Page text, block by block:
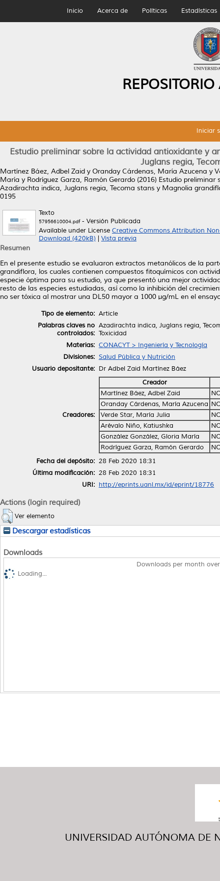
Inicio Acerca de Políticas Estadísticas
Iniciar
Estudio preliminar sobre la actividad antioxidante y
Juglans regia,
Martínez Báez, Adbel Zaid y Oranday Cárdenas, María Azucena y
María y Rodríguez Garza, Ramón Gerardo (2016) Estudio preliminar
Azadirachta indica, Juglans regia, Tecoma stans y Magnolia
0195
Texto
57956610004.pdf- Versión Publicada
Available under License Creative Commons Attribution
Download (420kB)
Vista previa
Resumen
En el presente estudio se evaluaron extractos metanólicos de la
grandiflora, los cuales contienen compuestos fitoquímicos con
especie óptima para su estudio, ya que presentó una mejor
resto de las especies estudiadas, así como la inhibición del
no ser tóxica al mostrar una DL50 mayor a 1000 µg/mL en el
Tipo de elemento: Article
Palabras claves no
controlados:
Azadirachta indica, Juglans regia,
Toxicidad
Materias: CONACYT > Ingeniería y Tecnología
Divisiones: Salud Pública y Nutrición
Usuario depositante: Dr Adbel Zaid Martínez Báez
Creadores:
Creador
Martínez Báez, Adbel Zaid
Oranday Cárdenas, María Azucena
Verde Star, María Julia
Arévalo Niño, Katiushka
González González, Gloria María
Rodríguez Garza, Ramón Gerardo
Fecha del depósito: 28 Feb 2020 18:31
Última modificación: 28 Feb 2020 18:31
URI: http://eprints.uanl.mx/id/eprint/18776
Actions (login required)
Ver elemento
Descargar estadísticas
Downloads
Downloads per month
Loading...
UNIVERSIDAD AUTÓNOMA DE